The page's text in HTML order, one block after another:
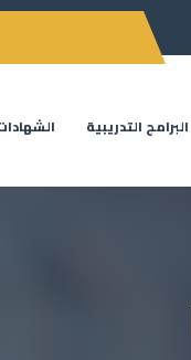
البرامج التدريبية